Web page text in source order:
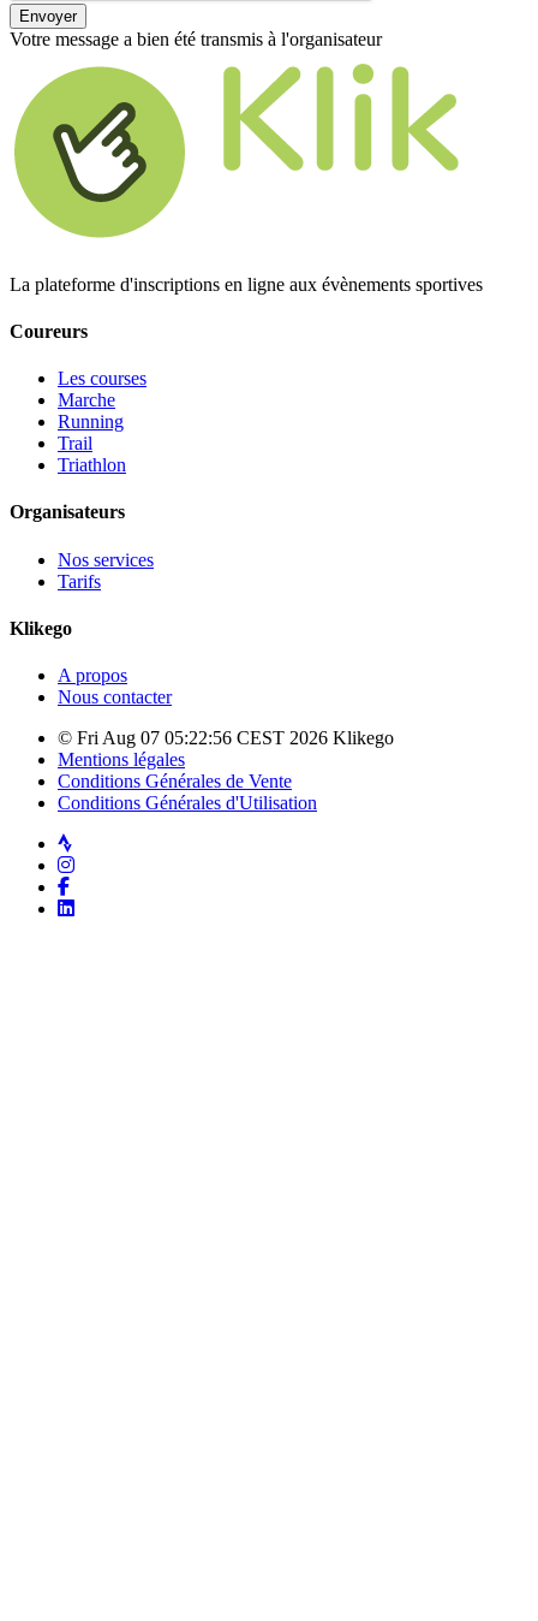
Envoyer
Votre message a bien été transmis à l'organisateur
La plateforme d'inscriptions en ligne aux évènements sportives
Coureurs
Les courses
Marche
Running
Trail
Triathlon
Organisateurs
Nos services
Tarifs
Klikego
A propos
Nous contacter
© Fri Aug 07 05:22:56 CEST 2026 Klikego
Mentions légales
Conditions Générales de Vente
Conditions Générales d'Utilisation
Strava
Instagram
Facebook
LinkedIn